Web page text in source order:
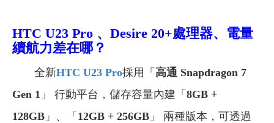
HTC U23 Pro 、Desire 20+處理器、電量
續航力差在哪？
全新HTC U23 Pro採用「 高通 Snapdragon 7
Gen 1 」 行動平台，儲存容量內建「 8GB +
128GB 」、「 12GB + 256GB 」 兩種版本，可透過